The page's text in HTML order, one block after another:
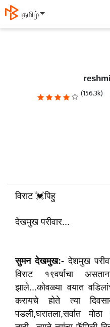
தமிழ்
(156.3k)
विराट 💓पिहु
दे‌खमुख परीवार...
सुमनदेखमुख:- देशमुख
विराट १९वर्षाचा
झाले...कोवळ्या वयात
करायचे होते त्या
पडली,घरातला,सर्वात